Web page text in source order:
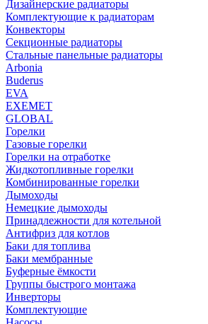
Дизайнерские радиаторы
Комплектующие к радиаторам
Конвекторы
Секционные радиаторы
Стальные панельные радиаторы
Arbonia
Buderus
EVA
EXEMET
GLOBAL
Горелки
Газовые горелки
Горелки на отработке
Жидкотопливные горелки
Комбинированные горелки
Дымоходы
Немецкие дымоходы
Принадлежности для котельной
Антифриз для котлов
Баки для топлива
Баки мембранные
Буферные ёмкости
Группы быстрого монтажа
Инверторы
Комплектующие